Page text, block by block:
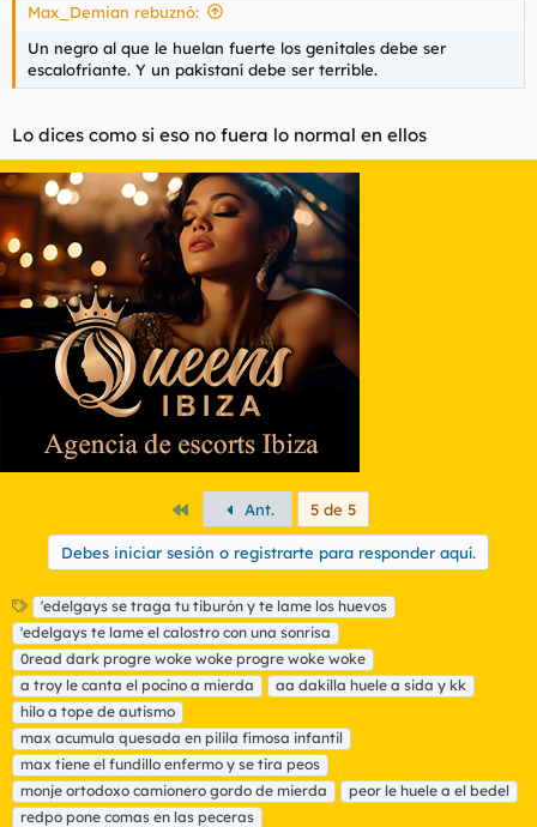
Max_Demian rebuznó:
Un negro al que le huelan fuerte los genitales debe ser
escalofriante. Y un pakistaní debe ser terrible.
Lo dices como si eso no fuera lo normal en ellos
PrimeroAnt. 5 de 5
Debes iniciar sesión o registrarte para responder aquí.
E
t
i
q
u
e
t
a
s
'edelgays se traga tu tiburón y te lame los huevos
'edelgays te lame el calostro con una sonrisa
0read dark progre woke woke progre woke woke
a troy le canta el pocino a mierda
aa dakilla huele a sida y kk
hilo a tope de autismo
max acumula quesada en pilila fimosa infantil
max tiene el fundillo enfermo y se tira peos
monje ortodoxo camionero gordo de mierda
peor le huele a el bedel
redpo pone comas en las peceras